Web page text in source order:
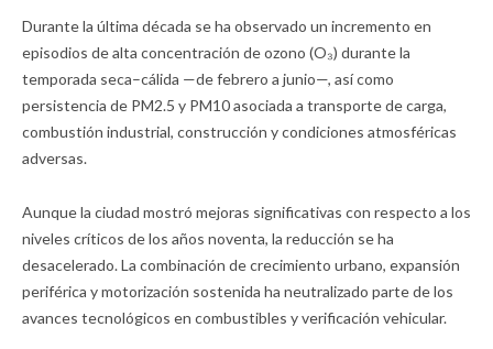
Durante la última década se ha observado un incremento en
episodios de alta concentración de ozono (O₃) durante la
temporada seca–cálida —de febrero a junio—, así como
persistencia de PM2.5 y PM10 asociada a transporte de carga,
combustión industrial, construcción y condiciones atmosféricas
adversas.
Aunque la ciudad mostró mejoras significativas con respecto a los
niveles críticos de los años noventa, la reducción se ha
desacelerado. La combinación de crecimiento urbano, expansión
periférica y motorización sostenida ha neutralizado parte de los
avances tecnológicos en combustibles y verificación vehicular.